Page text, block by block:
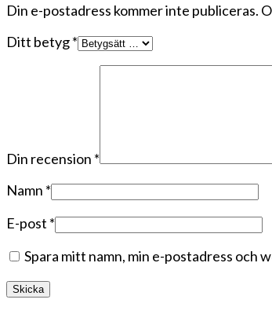
Din e-postadress kommer inte publiceras.
Ditt betyg*
Din recension *
Namn *
E-post *
Spara mitt namn, min e-postadress och